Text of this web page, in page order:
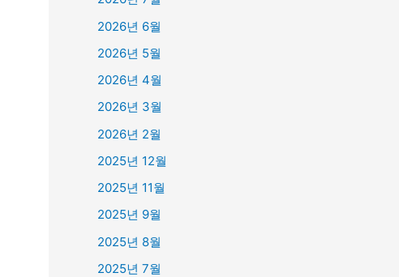
2026년 6월
2026년 5월
2026년 4월
2026년 3월
2026년 2월
2025년 12월
2025년 11월
2025년 9월
2025년 8월
2025년 7월